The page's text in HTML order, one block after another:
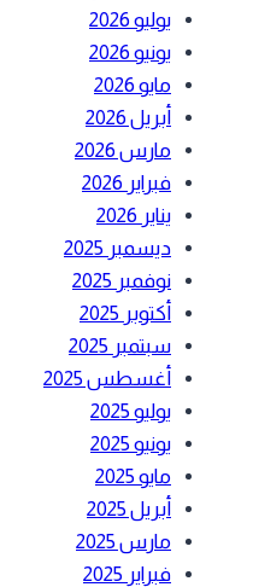
يوليو 2026
يونيو 2026
مايو 2026
أبريل 2026
مارس 2026
فبراير 2026
يناير 2026
ديسمبر 2025
نوفمبر 2025
أكتوبر 2025
سبتمبر 2025
أغسطس 2025
يوليو 2025
يونيو 2025
مايو 2025
أبريل 2025
مارس 2025
فبراير 2025